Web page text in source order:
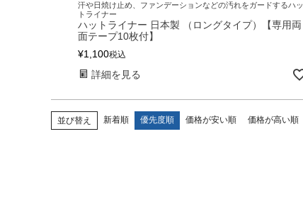
汗や日焼け止め、ファンデーションなどの汚れをガードするハッ
トライナー
ハットライナー 日本製 （ロングタイプ）【専用両
面テープ10枚付】
¥1,100税込
詳細を見る
並び替え 新着順 優先度順 価格が安い順 価格が高い順